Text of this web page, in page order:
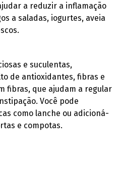
a reduzir a inflamação
a saladas, iogurtes, aveia
e suculentas,
de antioxidantes, fibras e
fibras, que ajudam a regular
Você pode
como lanche ou adicioná-
e compotas.